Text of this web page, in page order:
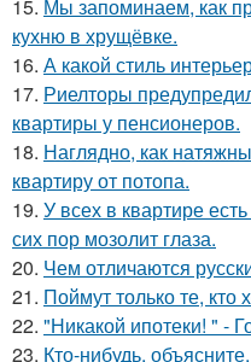
15. Мы запоминаем, как
кухню в хрущёвке.
16. А какой стиль
17. Риелторы
квартиры у пенсионеров.
18. Наглядно, как
квартиру от потопа.
19. У всех в квартире
сих пор мозолит глаза.
20. Чем отличаются
21. Поймут только те, кто
22. "Никакой ипотеки! " -
23. Кто-нибудь,